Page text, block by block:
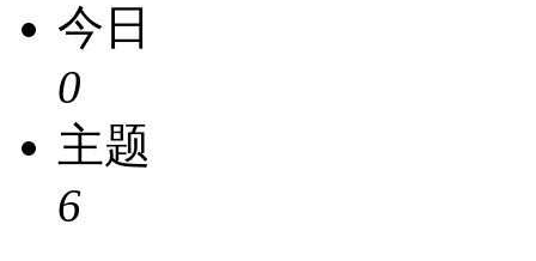
今日
0
主题
6